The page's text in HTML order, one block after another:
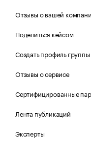
Отзывы о вашей
Поделиться кейсом
Создать профиль
Отзывы о сервисе
Сертифицированные
Лента публикаций
Эксперты